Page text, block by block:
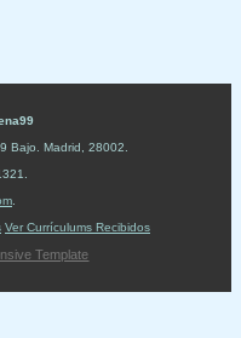
Bajo Madrid 28002
Ver Currículums Recibidos
Template